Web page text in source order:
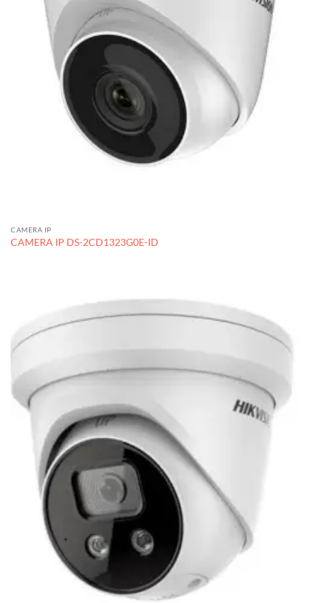
CAMERA IP
CAMERA IP DS-2CD1323G0E-ID